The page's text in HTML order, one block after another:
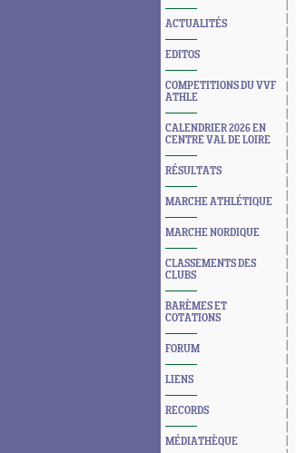
ACTUALITÉS
EDITOS
COMPETITIONS DU VVF
ATHLE
CALENDRIER 2026 EN
CENTRE VAL DE LOIRE
RÉSULTATS
MARCHE ATHLÉTIQUE
MARCHE NORDIQUE
CLASSEMENTS DES
CLUBS
BARÈMES ET
COTATIONS
FORUM
LIENS
RECORDS
MÉDIATHÈQUE